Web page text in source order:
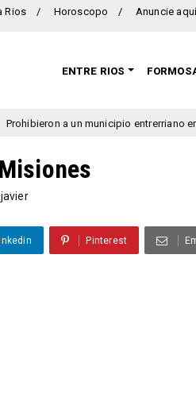
Rios Horoscopo Anuncie
ENTRE RIOS
a un municipio entrerriano emitir
Pinterest